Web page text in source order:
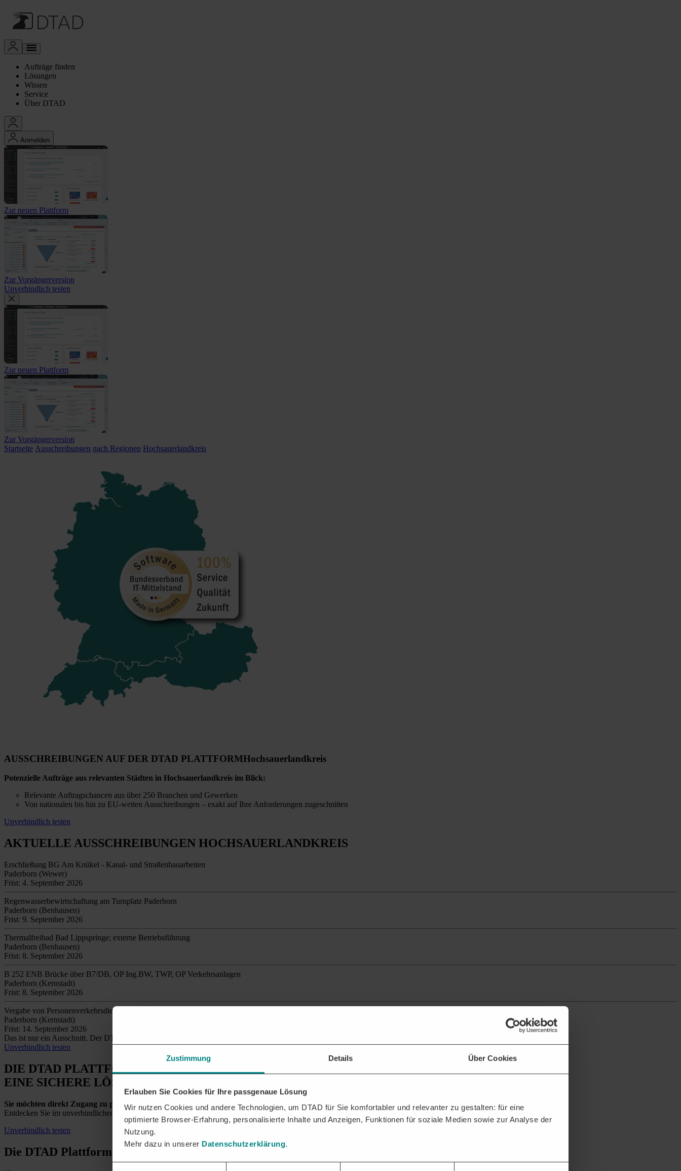
Zustimmung Details Über Cookies
Erlauben Sie Cookies für Ihre passgenaue Lösung
Wir nutzen Cookies und andere Technologien, um DTAD für Sie komfortabler und relevanter zu gestalten: für eine
optimierte Browser-Erfahrung, personalisierte Inhalte und Anzeigen, Funktionen für soziale Medien sowie zur Analyse der
Nutzung.
Mehr dazu in unserer Datenschutzerklärung.
Aufträge finden
Lösungen
Wissen
Service
Über DTAD
Anmelden
Zur neuen Plattform
Zur Vorgängerversion
Unverbindlich testen
Zur neuen Plattform
Zur Vorgängerversion
Startseite Ausschreibungen nach Regionen Hochsauerlandkreis
AUSSCHREIBUNGEN AUF DER DTAD PLATTFORMHochsauerlandkreis
Potenzielle Aufträge aus relevanten Städten in Hochsauerlandkreis im Blick:
Relevante Auftragschancen aus über 250 Branchen und Gewerken
Von nationalen bis hin zu EU-weiten Ausschreibungen – exakt auf Ihre Anforderungen zugeschnitten
Unverbindlich testen
AKTUELLE AUSSCHREIBUNGEN HOCHSAUERLANDKREIS
Erschließung BG Am Knükel - Kanal- und Straßenbauarbeiten
Paderborn (Wewer)
Frist: 4. September 2026
Regenwasserbewirtschaftung am Turnplatz Paderborn
Paderborn (Benhausen)
Frist: 9. September 2026
Thermalfreibad Bad Lippspringe; externe Betriebsführung
Paderborn (Benhausen)
Frist: 8. September 2026
B 252 ENB Brücke über B7/DB, OP Ing.BW, TWP, OP Verkehrsanlagen
Paderborn (Kernstadt)
Frist: 8. September 2026
Vergabe von Personenverkehrsdiensten im Linienverkehr mit Kraftfahrzeugen im Kreis Höxter - Linienbündel Kreis Höxter Süd
Paderborn (Kernstadt)
Frist: 14. September 2026
Das ist nur ein Ausschnitt. Der DTAD findet täglich
Unverbindlich testen
DIE DTAD PLATTFORM
EINE SICHERE LÖSUNG
Sie möchten direkt Zugang zu passenden Ausschreibungen aus Hochsauerlandkreis erhalten?
Entdecken Sie im unverbindlichen Testzugang alle aktuellen Veröffentlichungen, auf die Sie sich mit Ihrem Service bewerben können.
Unverbindlich testen
Die DTAD Plattform